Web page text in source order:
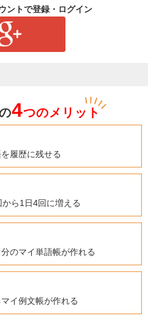
ントで登録・ログイン
4つのメリット
履歴に残せる
ら1日4回に増える
のマイ単語帳が作れる
イ例文帳が作れる